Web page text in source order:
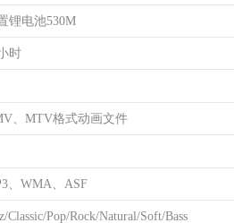
锂电池530M
时
、MTV格式动画文件
、WMA、ASF
Classic/Pop/Rock/Natural/Soft/Bass